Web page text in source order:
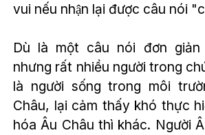
vui nếu nhận lại được câu nói
Dù là một câu nói đơn giản
nhưng rất nhiều người trong
là người sống trong môi
Châu, lại cảm thấy khó thực
hóa Âu Châu thì khác. Người